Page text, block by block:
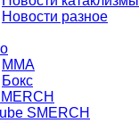
Новости разное
ММА
Бокс
SMERCH